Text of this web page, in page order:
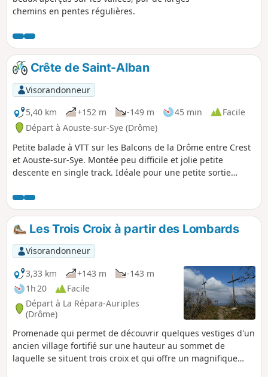
éoliennes. À Serre la Lauze prendre la
magnifique petit village de Cliousclat.
chemins en pentes régulières.
Crête de Saint-Alban
Visorandonneur
5,40 km
+152 m -149 m 45 min
Facile
Départ à Aouste-sur-Sye (Drôme)
Petite balade à VTT sur les Balcons de la Drôme entre Crest
et Aouste-sur-Sye. Montée peu difficile et jolie petite
descente en single track. Idéale pour une petite sortie
Les Trois Croix à partir des Lombards
Visorandonneur
3,33 km
+143 m
-143 m
1h 20
Facile
Départ à La Répara-Auriples
(Drôme)
Promenade qui permet de découvrir quelques vestiges d'un
ancien village fortifié sur une hauteur au sommet de
laquelle se situent trois croix et qui offre un magnifique